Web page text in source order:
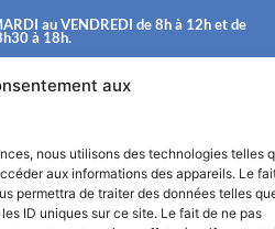
aux
nous utilisons des technologies telles
aux informations des appareils. Le
permettra de traiter des données telles
ID uniques sur ce site. Le fait de ne pas
au VENDREDI de 8h à 12h et de
à 18h.
aux distributeurs.
CLAUDE LASSERTEUX, S.A. AU